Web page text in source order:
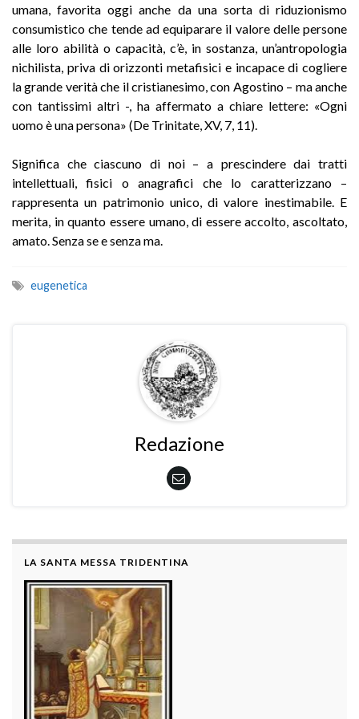
umana, favorita oggi anche da una sorta di riduzionismo
consumistico che tende ad equiparare il valore delle persone
alle loro abilità o capacità, c’è, in sostanza, un’antropologia
nichilista, priva di orizzonti metafisici e incapace di cogliere
la grande verità che il cristianesimo, con Agostino – ma anche
con tantissimi altri -, ha affermato a chiare lettere: «Ogni
uomo è una persona» (De Trinitate, XV, 7, 11).
Significa che ciascuno di noi – a prescindere dai tratti
intellettuali, fisici o anagrafici che lo caratterizzano –
rappresenta un patrimonio unico, di valore inestimabile. E
merita, in quanto essere umano, di essere accolto, ascoltato,
amato. Senza se e senza ma.
eugenetica
Redazione
LA SANTA MESSA TRIDENTINA